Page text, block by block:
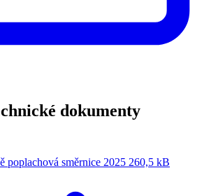
dokumenty
poplachová směrnice 2025 260,5 kB